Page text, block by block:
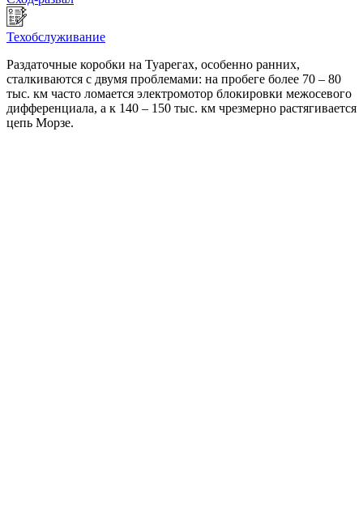
Техобслуживание
Раздаточные коробки на Туарегах, особенно ранних,
сталкиваются с двумя проблемами: на пробеге более 70 – 80
тыс. км часто ломается электромотор блокировки межосевого
дифференциала, а к 140 – 150 тыс. км чрезмерно растягивается
цепь Морзе.